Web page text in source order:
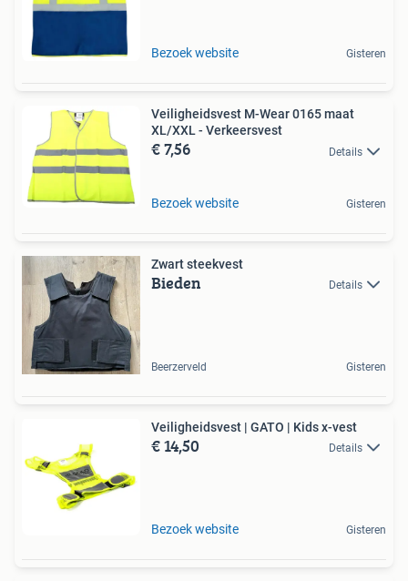
Bezoek website Gisteren
Veiligheidsvest M-Wear 0165 maat
XL/XXL - Verkeersvest
€ 7,56 Details
Bezoek website Gisteren
Zwart steekvest
Bieden Details
Beerzerveld Gisteren
Veiligheidsvest | GATO | Kids x-vest
€ 14,50 Details
Bezoek website Gisteren